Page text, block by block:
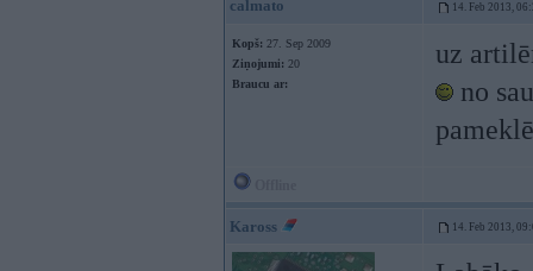
calmato 14. Feb 2013,
Kopš: 27. Sep 2009
Ziņojumi: 20
Braucu ar:
uz
no
Kaross 14. Feb 2013,